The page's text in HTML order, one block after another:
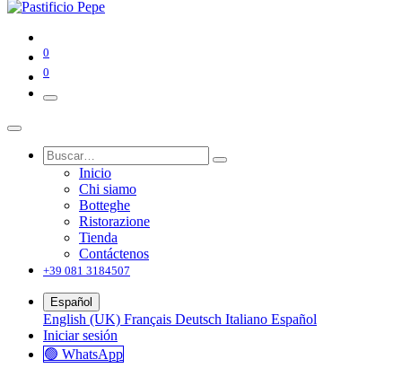
0
0
Inicio
Chi siamo
Botteghe
Ristorazione
Tienda
Contáctenos
+39 081 3184507
Español
English (UK) Français Deutsch Italiano Español
Iniciar sesión
🟢 WhatsApp